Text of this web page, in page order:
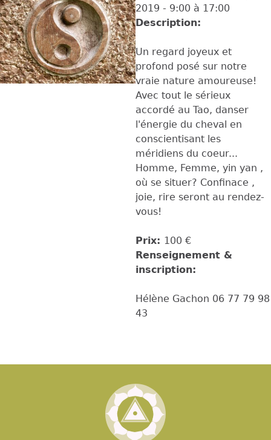
2019 - 9:00 à 17:00
Description:
Un regard joyeux et
profond posé sur notre
vraie nature amoureuse!
Avec tout le sérieux
accordé au Tao, danser
l'énergie du cheval en
conscientisant les
méridiens du coeur...
Homme, Femme, yin yan ,
où se situer? Confinace ,
joie, rire seront au rendez-
vous!
Prix: 100 €
Renseignement &
inscription:
Hélène Gachon 06 77 79 98
43